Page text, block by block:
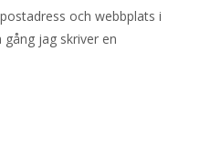
och webbplats i
jag skriver en